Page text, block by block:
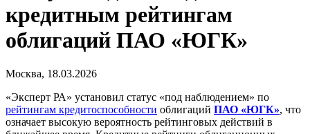
кредитным рейтингам
облигаций ПАО «ЮГК»
Москва, 18.03.2026
«Эксперт РА» установил статус «под наблюдением» по
рейтингам кредитоспособности облигаций ПАО «ЮГК», что
означает высокую вероятность рейтинговых действий в